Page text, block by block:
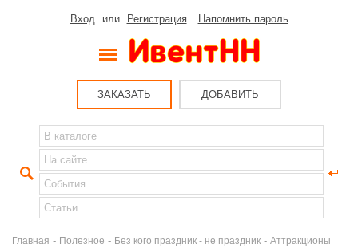
Вход или Регистрация Напомнить пароль
ЗАКАЗАТЬ ДОБАВИТЬ
Главная - Полезное - Без кого праздник - не праздник - Аттракционы